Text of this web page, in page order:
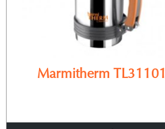
Marmitherm TL31101